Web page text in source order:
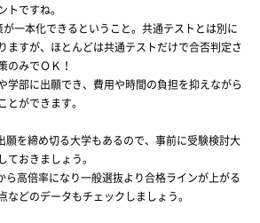
トですね。
一本化できるということ。共通テストとは別に
ますが、ほとんどは共通テストだけで合否判定さ
のみでＯＫ！
学部に出願でき、費用や時間の負担を抑えながら
とができます。
を締め切る大学もあるので、事前に受験検討大
ておきましょう。
高倍率になり一般選抜より合格ラインが上がる
などのデータもチェックしましょう。